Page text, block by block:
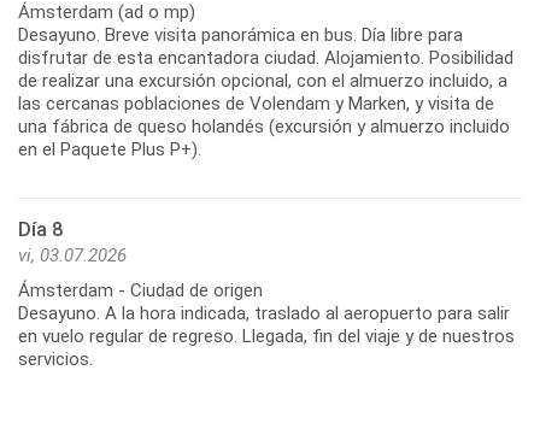
Ámsterdam (ad o mp)
Desayuno. Breve visita panorámica en bus. Día libre para
disfrutar de esta encantadora ciudad. Alojamiento. Posibilidad
de realizar una excursión opcional, con el almuerzo incluido, a
las cercanas poblaciones de Volendam y Marken, y visita de
una fábrica de queso holandés (excursión y almuerzo incluido
Día 8
vi, 03.07.2026
Ámsterdam - Ciudad de origen
Desayuno. A la hora indicada, traslado al aeropuerto para salir
en vuelo regular de regreso. Llegada, fin del viaje y de nuestros